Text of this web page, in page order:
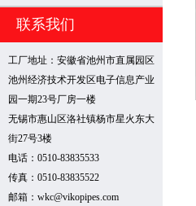
联系我们
工厂地址：安徽省池州市直属园区
池州经济技术开发区电子信息产业
园一期23号厂房一楼
无锡市惠山区洛社镇杨市星火东大
街27号3楼
电话：0510-83835533
传真：0510-83835522
邮箱：wkc@vikopipes.com